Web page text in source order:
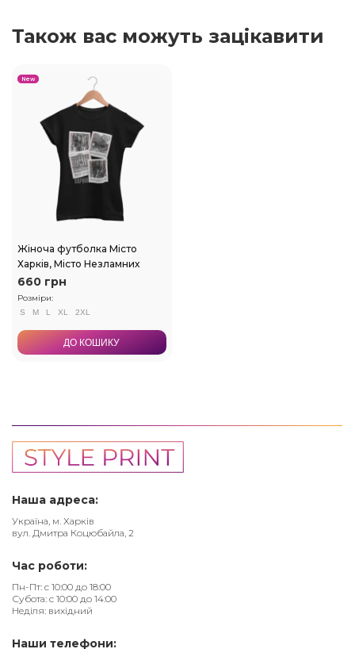
Також вас можуть зацікавити
New
Жіноча футболка Місто
Харків, Місто Незламних
660 грн
Розміри:
S M L XL 2XL
ДО КОШИКУ
Наша адреса:
Україна, м. Харків
вул. Дмитра Коцюбайла, 2
Час роботи:
Пн-Пт: с 10:00 до 18:00
Субота: с 10:00 до 14:00
Неділя: вихідний
Наши телефони: